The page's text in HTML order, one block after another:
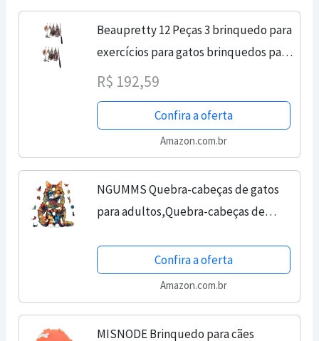
Beaupretty 12 Peças 3 brinquedo para
exercícios para gatos brinquedos para
gatinhos brinquedos de gatinho
gato Pavão rato...
R$ 192,59
Confira a oferta
Amazon.com.br
NGUMMS Quebra-cabeças de gatos
para adultos,Quebra-cabeças de
| Quebra-cabeças de gatos,
brinquedos de entretenimento...
Confira a oferta
Amazon.com.br
MISNODE Brinquedo para cães